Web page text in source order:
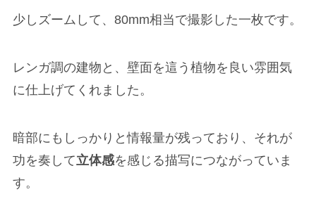
少しズームして、80mm相当で撮影した一枚です。
レンガ調の建物と、壁面を這う植物を良い雰囲気
に仕上げてくれました。
暗部にもしっかりと情報量が残っており、それが
功を奏して立体感を感じる描写につながっていま
す。